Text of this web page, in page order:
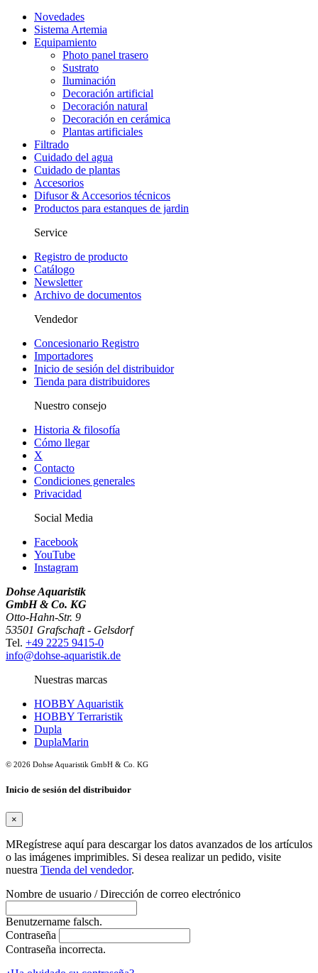
Novedades
Sistema Artemia
Equipamiento
Photo panel trasero
Sustrato
Iluminación
Decoración artificial
Decoración natural
Decoración en cerámica
Plantas artificiales
Filtrado
Cuidado del agua
Cuidado de plantas
Accesorios
Difusor & Accesorios técnicos
Productos para estanques de jardin
Service
Registro de producto
Catálogo
Newsletter
Archivo de documentos
Vendedor
Concesionario Registro
Importadores
Inicio de sesión del distribuidor
Tienda para distribuidores
Nuestro consejo
Historia & filosofía
Cómo llegar
X
Contacto
Condiciones generales
Privacidad
Social Media
Facebook
YouTube
Instagram
Dohse Aquaristik
GmbH & Co. KG
Otto-Hahn-Str. 9
53501 Grafschaft - Gelsdorf
Tel. +49 2225 9415-0
info@dohse-aquaristik.de
Nuestras marcas
HOBBY Aquaristik
HOBBY Terraristik
Dupla
DuplaMarin
© 2026 Dohse Aquaristik GmbH & Co. KG
Inicio de sesión del distribuidor
×
MRegístrese aquí para descargar los datos avanzados de los artículos
o las imágenes imprimibles. Si desea realizar un pedido, visite
nuestra Tienda del vendedor.
Nombre de usuario / Dirección de correo electrónico
Benutzername falsch.
Contraseña
Contraseña incorrecta.